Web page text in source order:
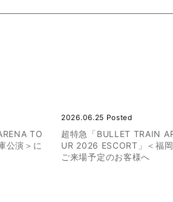
TO
公演＞に
2026.06.25 Posted
超特急「BULLET TRAIN
UR 2026 ESCORT」＜福
ご来場予定のお客様へ